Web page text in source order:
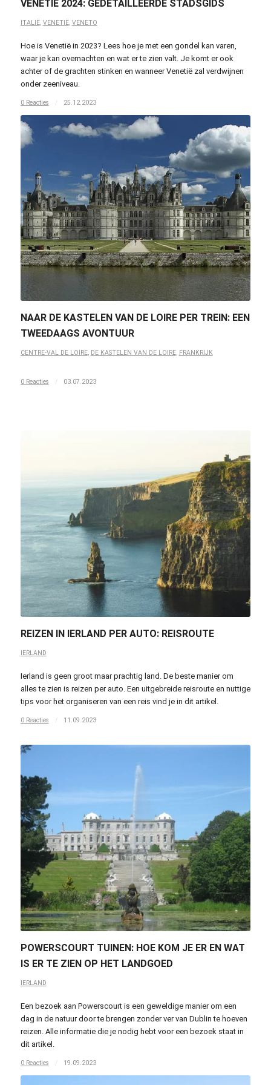
VENETIË 2024: GEDETAILLEERDE STADSGIDS
ITALIË, VENETIË, VENETO
Hoe is Venetië in 2023? Lees hoe je met een gondel kan varen,
waar je kan overnachten en wat er te zien valt. Je komt er ook
achter of de grachten stinken en wanneer Venetië zal verdwijnen
onder zeeniveau.
0 Reacties / 25.12.2023
NAAR DE KASTELEN VAN DE LOIRE PER TREIN: EEN
TWEEDAAGS AVONTUUR
CENTRE-VAL DE LOIRE, DE KASTELEN VAN DE LOIRE, FRANKRIJK
0 Reacties / 03.07.2023
REIZEN IN IERLAND PER AUTO: REISROUTE
IERLAND
Ierland is geen groot maar prachtig land. De beste manier om
alles te zien is reizen per auto. Een uitgebreide reisroute en nuttige
tips voor het organiseren van een reis vind je in dit artikel.
0 Reacties / 11.09.2023
POWERSCOURT TUINEN: HOE KOM JE ER EN WAT
IS ER TE ZIEN OP HET LANDGOED
IERLAND
Een bezoek aan Powerscourt is een geweldige manier om een
dag in de natuur door te brengen zonder ver van Dublin te hoeven
reizen. Alle informatie die je nodig hebt voor een bezoek staat in
dit artikel.
0 Reacties / 19.09.2023